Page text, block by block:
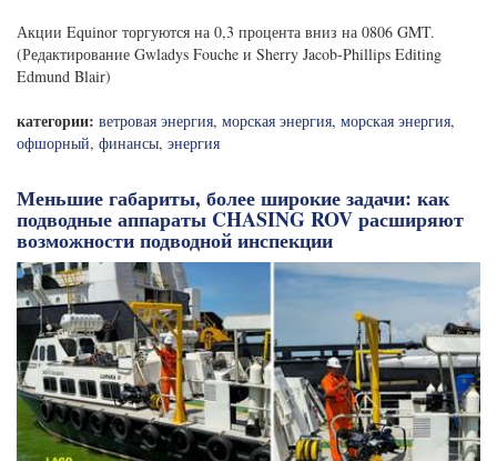
Акции Equinor торгуются на 0,3 процента вниз на 0806 GMT.
(Редактирование Gwladys Fouche и Sherry Jacob-Phillips Editing
Edmund Blair)
категории: ветровая энергия, морская энергия, морская энергия,
офшорный, финансы, энергия
Меньшие габариты, более широкие задачи: как
подводные аппараты CHASING ROV расширяют
возможности подводной инспекции